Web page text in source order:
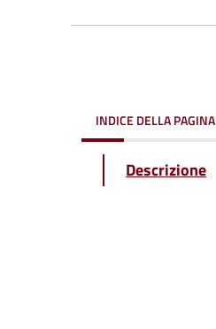
INDICE DELLA PAGINA
Descrizione